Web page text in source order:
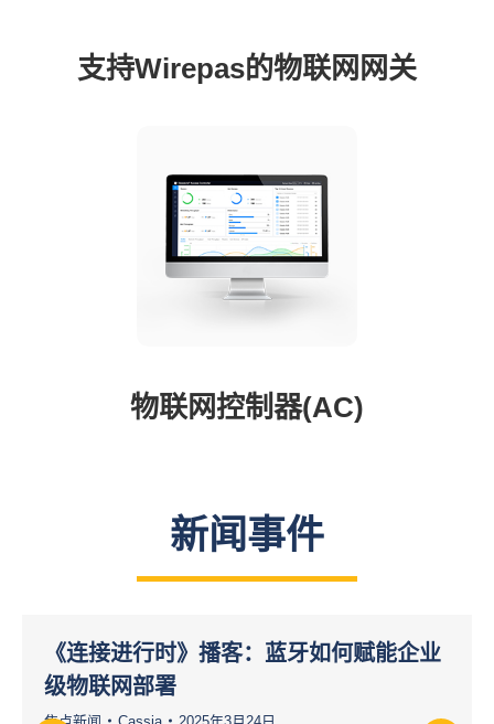
支持Wirepas的物联网网关
物联网控制器(AC)
新闻事件
《连接进行时》播客：蓝牙如何赋能企业
级物联网部署
焦点新闻 Cassia 2025年3月24日